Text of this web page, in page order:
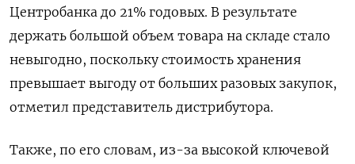
Центробанка до 21% годовых. В результате
держать большой объем товара на складе стало
невыгодно, поскольку стоимость хранения
превышает выгоду от больших разовых закупок,
отметил представитель дистрибутора.
Также, по его словам, из-за высокой ключевой